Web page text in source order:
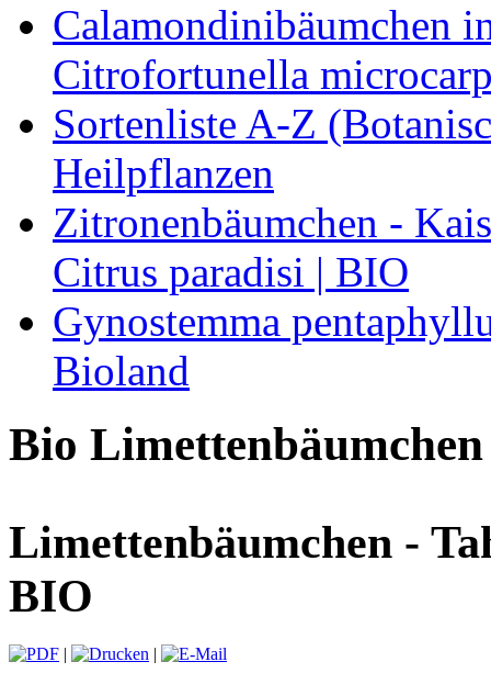
Calamondinibäumchen
Citrofortunella
Sortenliste A-Z
Heilpflanzen
Zitronenbäumchen -
Citrus paradisi | BIO
Gynostemma
Bioland
Bio Limettenbäumchen
Limettenbäumchen -
BIO
| |